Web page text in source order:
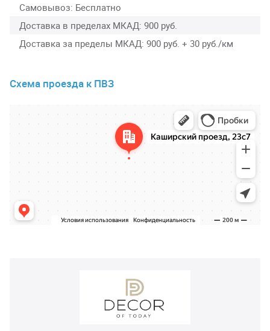
Самовывоз Бесплатно
Доставка в пределах МКАД 900 руб.
Доставка за пределы МКАД 900 руб. + 30 руб./км
Схема проезда к ПВЗ